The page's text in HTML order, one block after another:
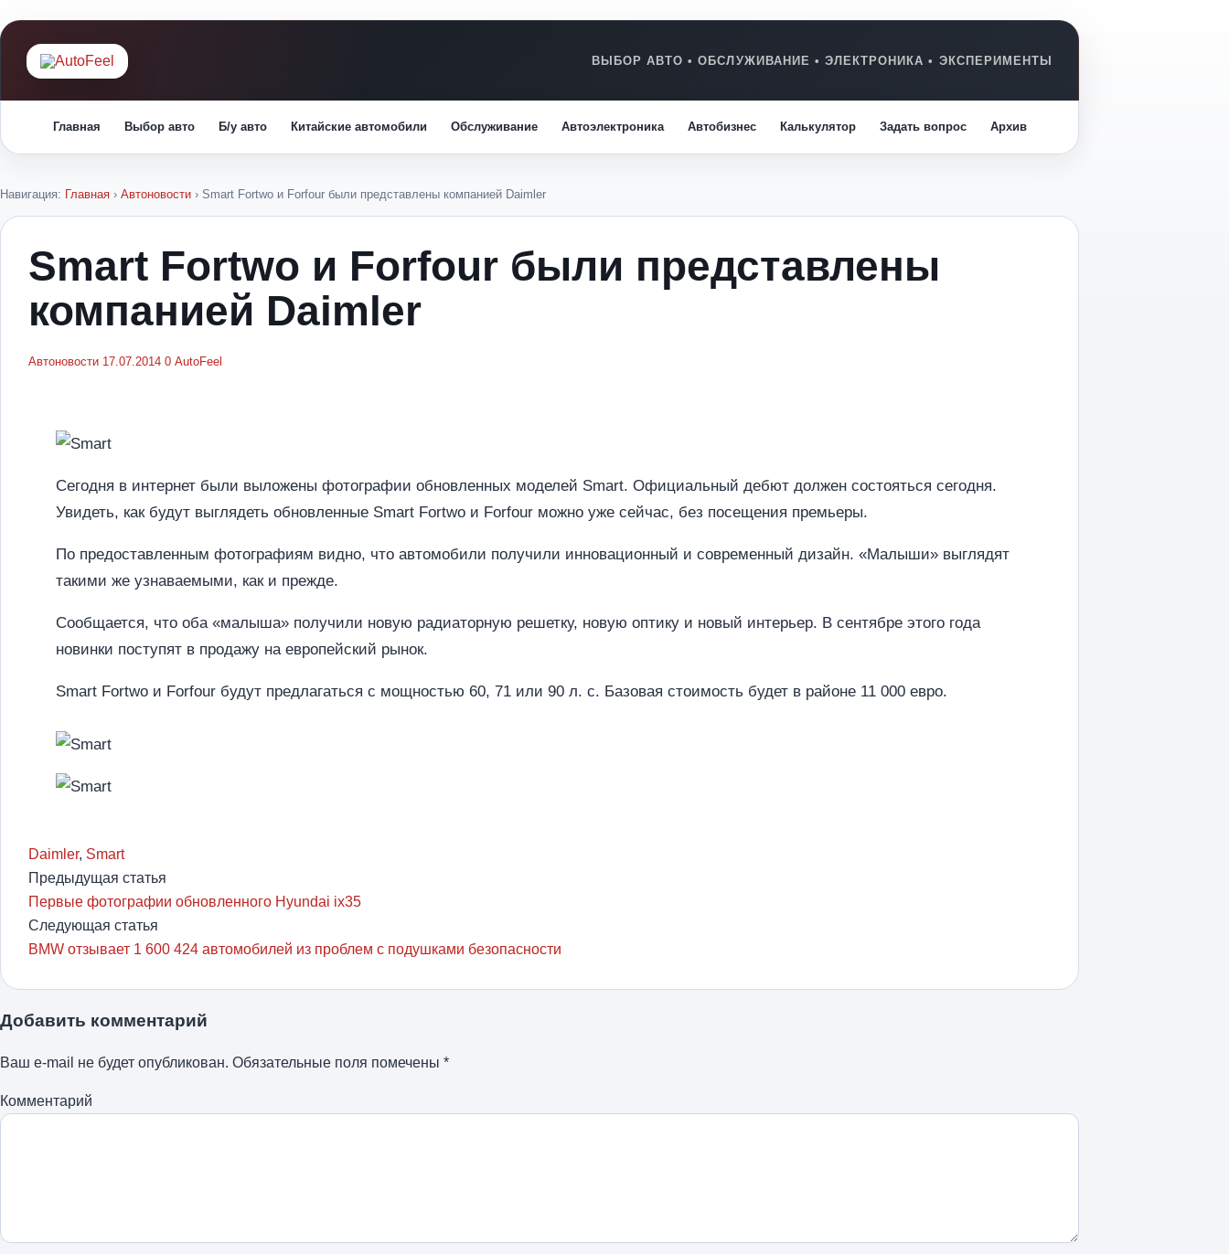
Главная Выбор авто Б/у авто Китайские автомобили Обслуживание Автоэлектроника Автобизнес Калькулятор Задать вопрос Архив
Навигация: Главная › Автоновости › Smart Fortwo и Forfour были представлены компанией Daimler
Smart Fortwo и Forfour были представлены
компанией Daimler
Автоновости 17.07.2014 0 AutoFeel
Сегодня в интернет были выложены фотографии обновленных моделей Smart. Официальный дебют должен состояться сегодня.
Увидеть, как будут выглядеть обновленные Smart Fortwo и Forfour можно уже сейчас, без посещения премьеры.
По предоставленным фотографиям видно, что автомобили получили инновационный и современный дизайн. «Малыши» выглядят
такими же узнаваемыми, как и прежде.
Сообщается, что оба «малыша» получили новую радиаторную решетку, новую оптику и новый интерьер. В сентябре этого года
новинки поступят в продажу на европейский рынок.
Smart Fortwo и Forfour будут предлагаться с мощностью 60, 71 или 90 л. с. Базовая стоимость будет в районе 11 000 евро.
Daimler, Smart
Предыдущая статья
Первые фотографии обновленного Hyundai ix35
Следующая статья
BMW отзывает 1 600 424 автомобилей из проблем с подушками безопасности
Добавить комментарий
Ваш e-mail не будет опубликован. Обязательные поля помечены *
Комментарий